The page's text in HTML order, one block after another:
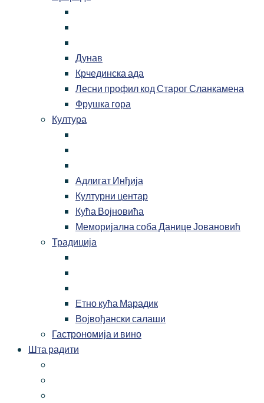
Дунав
Крчединска ада
Лесни профил код Старог Сланкамена
Фрушка гора
Култура
Адлигат Инђија
Културни центар
Кућа Војновића
Меморијална соба Данице Јовановић
Традиција
Етно кућа Марадик
Војвођански салаши
Гастрономија и вино
Шта радити